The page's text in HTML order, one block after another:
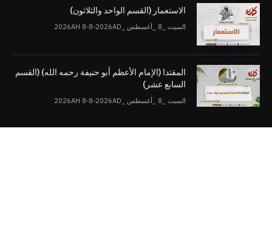
الاستعمار (القسم الواحد والثلاثون)
السبت _8 _أغسطس _2026AH 8-8-2026AD
المقتدا (الإمام الأعظم أبو حنيفة رحمه الله) (القسم
السابع عشر)
السبت _8 _أغسطس _2026AH 8-8-2026AD